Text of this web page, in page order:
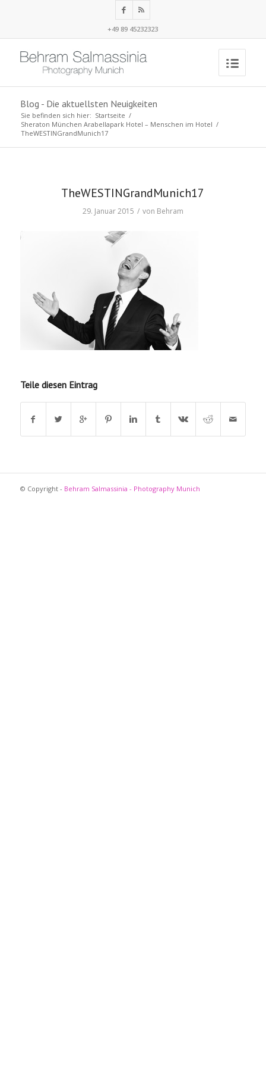
+49 89 45232323
Blog - Die aktuellsten Neuigkeiten
Sie befinden sich hier: Startseite /
Sheraton München Arabellapark Hotel – Menschen im Hotel /
TheWESTINGrandMunich17
TheWESTINGrandMunich17
29. Januar 2015 / von Behram
Teile diesen Eintrag
© Copyright - Behram Salmassinia - Photography Munich